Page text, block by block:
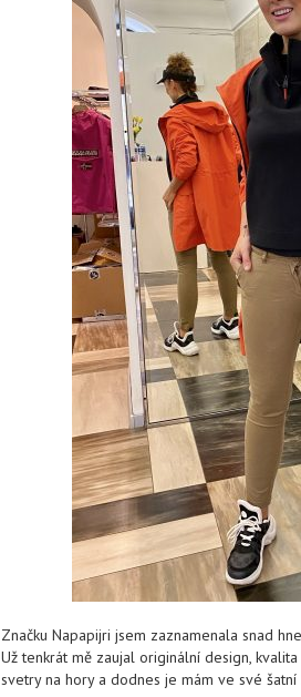
Značku Napapijri jsem zaznamenala snad
Už tenkrát mě zaujal originální design,
svetry na hory a dodnes je mám ve své šatní